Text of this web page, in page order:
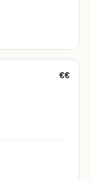
€€